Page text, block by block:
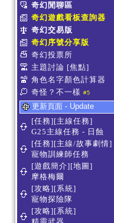
奇幻閒聊區
奇幻遊戲看板查詢器
奇幻交易版
奇幻序號分享版
奇幻投票所
主題討論 [焦點]
角色名字顏色計算器
奇怪？不一樣 #5
更新頁面 - Update
[任務][主線任務]
G25主線任務 - 日蝕
[任務][主線/故事劇情]
寵物訓練師任務
[遊戲簡介][地圖]
摩格梅爾
[攻略][系統]
寵物探險隊
[攻略][系統]